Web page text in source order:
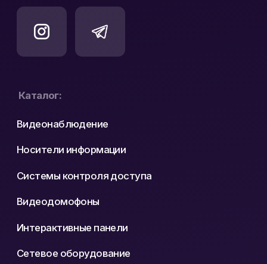
Реквизиты Карта сайта